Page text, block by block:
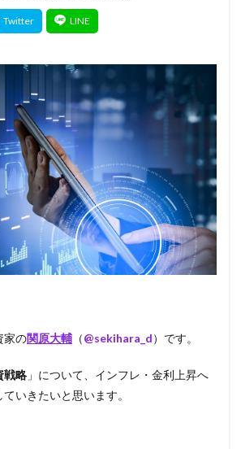
家の関原大輔 （@sekihara_d）です。
戦略 」について、インフレ・金利上昇へ
いきたいと思います。